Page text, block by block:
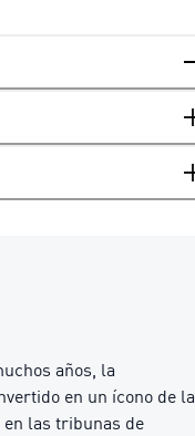
años, la
en un ícono de la
en las tribunas de